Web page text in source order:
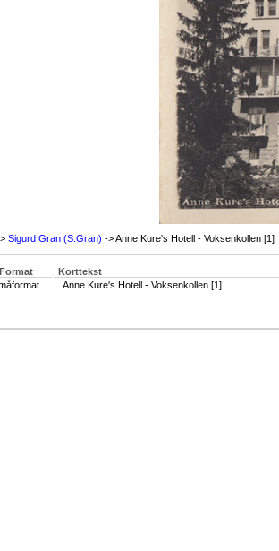
Sigurd Gran (S.Gran) -> Anne Kure's Hotell - Voksenkollen [1]
Format Korttekst
Anne Kure's Hotell - Voksenkollen [1]